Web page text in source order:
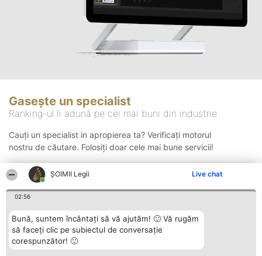
ȘOIMII Legii Live chat
02:56
Bună, suntem încântați să vă ajutăm! 🙂 Vă rugăm
să faceți clic pe subiectul de conversație
corespunzător! 🙂
Gasește un specialist
Ranking-ul îi adună pe cei mai buni din industrie
Cauți un specialist in apropierea ta? Verificați motorul
nostru de căutare. Folosiți doar cele mai bune servicii!